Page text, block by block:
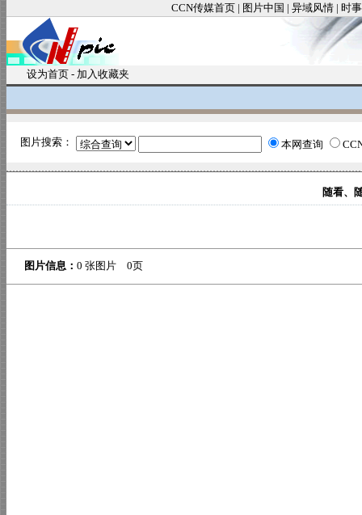
CCN传媒首页 | 图片中国 | 异域风情 | 时
设为首页 - 加入收藏夹
图片搜索： 本网查询
随看、
图片信息： 0 张图片 0页